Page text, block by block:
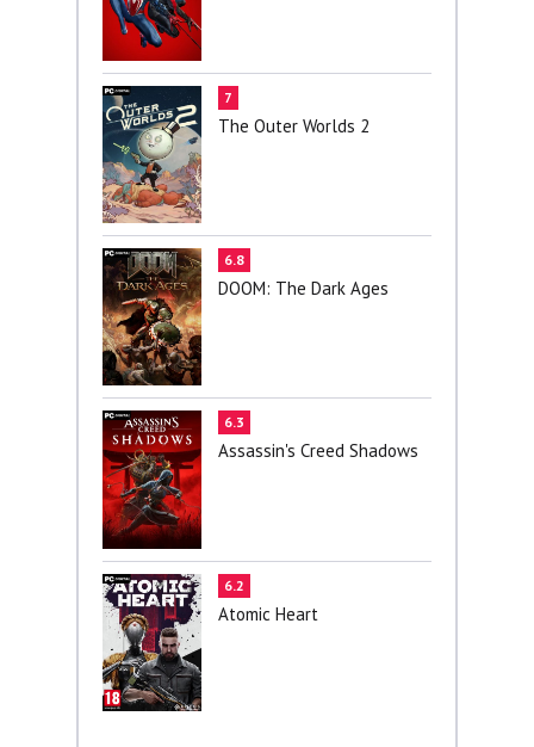
7
The Outer Worlds 2
6.8
DOOM: The Dark Ages
6.3
Assassin's Creed Shadows
6.2
Atomic Heart